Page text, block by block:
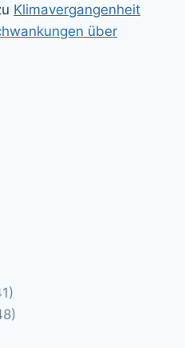
Klimavergangenheit
über